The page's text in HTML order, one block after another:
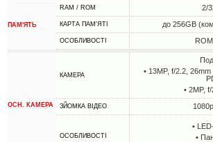
ПАМ'ЯТЬ
RAM / ROM 2/
КАРТА ПАМ'ЯТІ до 256GB
ОСОБЛИВОСТІ
ОСН. КАМЕРА
КАМЕРА
• 13MP, f/2.2,
• 2MP,
ЗЙОМКА ВІДЕО
ОСОБЛИВОСТІ
•
•